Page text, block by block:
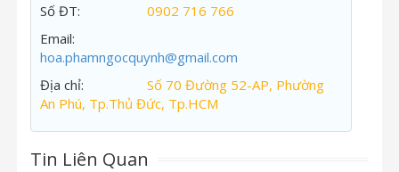
Số ĐT:
0902 716 766
Email:
hoa.phamngocquynh@gmail.com
Địa chỉ:
Số 70 Đường 52-AP, Phường
An Phú, Tp.Thủ Đức, Tp.HCM
Tin Liên Quan